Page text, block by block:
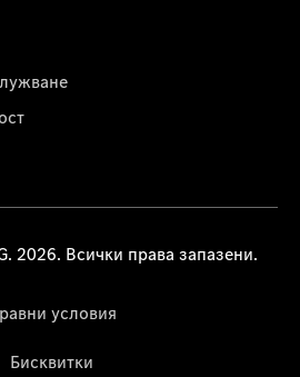
2026. Всички права запазени.
условия
Бисквитки